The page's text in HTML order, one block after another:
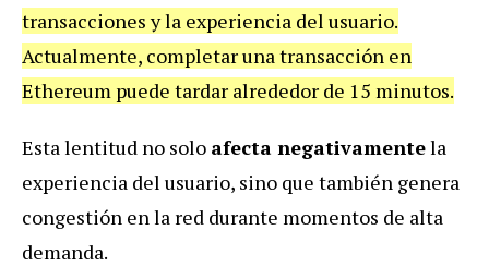
transacciones y la experiencia del usuario.
Actualmente, completar una transacción en
Ethereum puede tardar alrededor de 15 minutos.
Esta lentitud no solo afecta negativamentela
experiencia del usuario, sino que también genera
congestión en la red durante momentos de alta
demanda.